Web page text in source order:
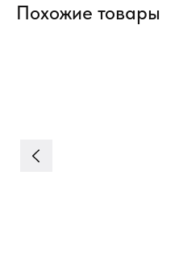
Похожие товары